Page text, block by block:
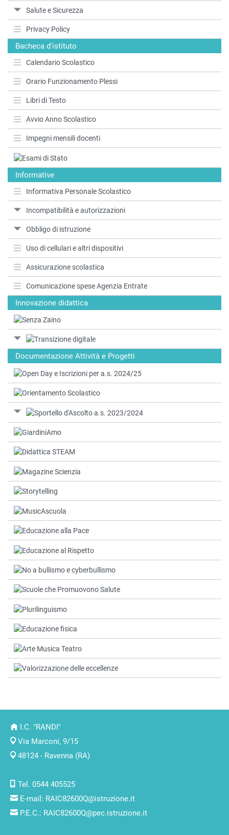
Salute e Sicurezza
Privacy Policy
Bacheca d'istituto
Calendario Scolastico
Orario Funzionamento Plessi
Libri di Testo
Avvio Anno Scolastico
Impegni mensili docenti
Informative
Informativa Personale Scolastico
Incompatibilità e autorizzazioni
Obbligo di istruzione
Uso di cellulari e altri dispositivi
Assicurazione scolastica
Comunicazione spese Agenzia Entrate
Innovazione didattica
Documentazione Attività e Progetti
I.C. "RANDI"
Via Marconi, 9/15
48124 - Ravenna (RA)
Tel. 0544 405525
E-mail: RAIC82600Q@istruzione.it
P.E.C.: RAIC82600Q@pec.istruzione.it